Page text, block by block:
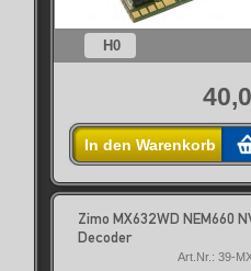
H0
In den Warenkorb
Zimo MX632WD NEM660
Decoder
Art.Nr.: 39-